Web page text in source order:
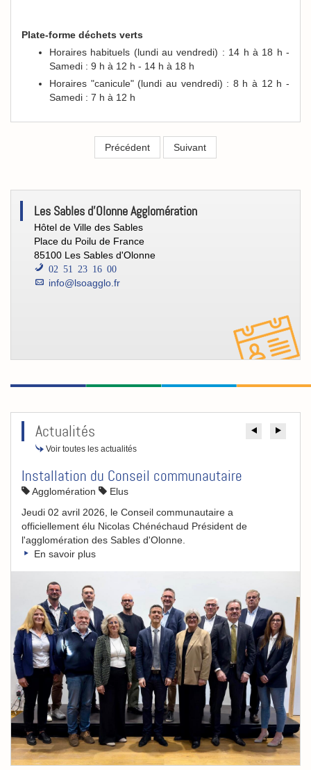
Plate-forme déchets verts
Horaires habituels (lundi au vendredi) : 14 h à 18 h -
Samedi : 9 h à 12 h - 14 h à 18 h
Horaires "canicule" (lundi au vendredi) : 8 h à 12 h -
Samedi : 7 h à 12 h
Précédent Suivant
[CCO]
Contacts
Les Sables d'Olonne Agglomération
Hôtel de Ville des Sables
Place du Poilu de France
85100 Les Sables d'Olonne
02 51 23 16 00
info@lsoagglo.fr
Actualités
Voir toutes les actualités
Installation du Conseil communautaire
Agglomération
Elus
Jeudi 02 avril 2026, le Conseil communautaire a
officiellement élu Nicolas Chénéchaud Président de
l'agglomération des Sables d'Olonne.
En savoir plus